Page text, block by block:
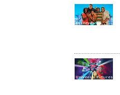
Disney+
Universal Pictures